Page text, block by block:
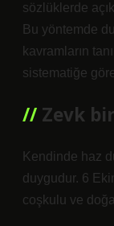
sözlüklerde
Bu yöntemde
kavramların
sistematiğe
Zevk
Kendinde haz
duygudur. 6
coşkulu ve